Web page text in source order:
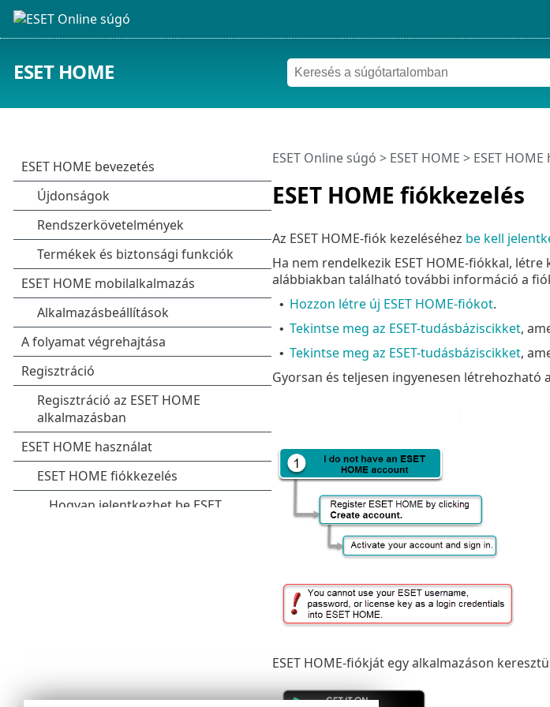
ESET HOME
ESET HOME fiókkezelés
ESET Online súgó > ESET HOME > ESET
Az ESET HOME-fiók kezeléséhez be kell
Ha nem rendelkezik ESET HOME-fiókkal,
alábbiakban található további információ a
• Hozzon létre új ESET HOME-fiókot.
• Tekintse meg az ESET-tudásbáziscikket,
• Tekintse meg az ESET-tudásbáziscikket,
Gyorsan és teljesen ingyenesen létrehozható
ESET HOME-fiókját egy alkalmazáson